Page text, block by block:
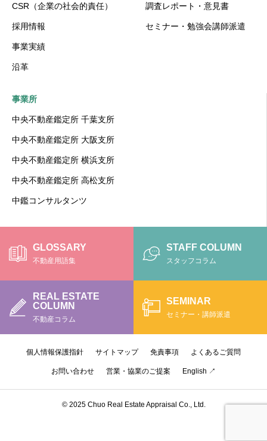
CSR（企業の社会的責任）
採用情報
事業実績
沿革
調査レポート・意見書
セミナー・勉強会講師派遣
事業所
中央不動産鑑定所 千葉支所
中央不動産鑑定所 大阪支所
中央不動産鑑定所 横浜支所
中央不動産鑑定所 高松支所
中鑑コンサルタンツ
GLOSSARY
不動産用語集
STAFF COLUMN
スタッフコラム
REAL ESTATE
COLUMN
不動産コラム
SEMINAR
セミナー・講師派遣
個人情報保護指針 サイトマップ 免責事項 よくあるご質問
お問い合わせ 営業・協業のご提案 English ↗
© 2025 Chuo Real Estate Appraisal Co., Ltd.